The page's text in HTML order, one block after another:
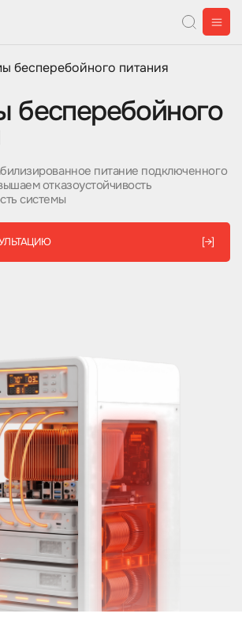
бесперебойного питания
бесперебойного
питание подключенного
отказоустойчивость
системы
[→]